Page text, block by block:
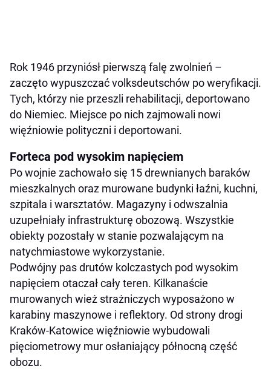
Rok 1946 przyniósł pierwszą falę zwolnień –
zaczęto wypuszczać volksdeutschów po weryfikacji.
Tych, którzy nie przeszli rehabilitacji, deportowano
do Niemiec. Miejsce po nich zajmowali nowi
więźniowie polityczni i deportowani.
Forteca pod wysokim napięciem
Po wojnie zachowało się 15 drewnianych baraków
mieszkalnych oraz murowane budynki łaźni, kuchni,
szpitala i warsztatów. Magazyny i odwszalnia
uzupełniały infrastrukturę obozową. Wszystkie
obiekty pozostały w stanie pozwalającym na
natychmiastowe wykorzystanie.
Podwójny pas drutów kolczastych pod wysokim
napięciem otaczał cały teren. Kilkanaście
murowanych wież strażniczych wyposażono w
karabiny maszynowe i reflektory. Od strony drogi
Kraków-Katowice więźniowie wybudowali
pięciometrowy mur osłaniający północną część
obozu.